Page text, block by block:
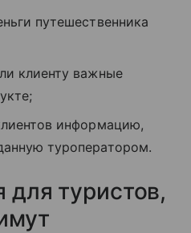
путешественника
клиенту важные
информацию,
туроператором.
для туристов,